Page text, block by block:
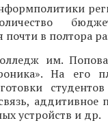
в полтора
им.
На его
аддитивное
устройств и др.